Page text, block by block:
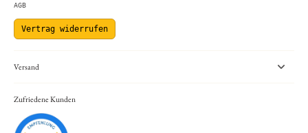
AGB
Vertrag widerrufen
Versand
Zufriedene Kunden